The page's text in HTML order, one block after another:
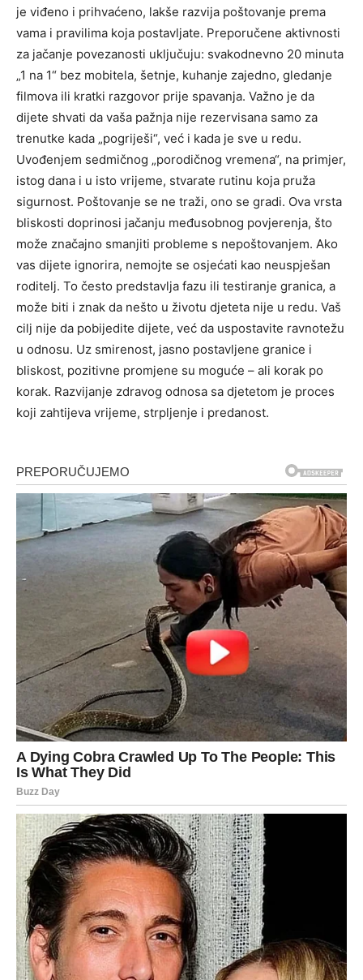
je viđeno i prihvaćeno, lakše razvija poštovanje prema
vama i pravilima koja postavljate. Preporučene aktivnosti
za jačanje povezanosti uključuju: svakodnevno 20 minuta
„1 na 1“ bez mobitela, šetnje, kuhanje zajedno, gledanje
filmova ili kratki razgovor prije spavanja. Važno je da
dijete shvati da vaša pažnja nije rezervisana samo za
trenutke kada „pogriješi“, već i kada je sve u redu.
Uvođenjem sedmičnog „porodičnog vremena“, na primjer,
istog dana i u isto vrijeme, stvarate rutinu koja pruža
sigurnost. Poštovanje se ne traži, ono se gradi. Ova vrsta
bliskosti doprinosi jačanju međusobnog povjerenja, što
može značajno smanjiti probleme s nepoštovanjem. Ako
vas dijete ignorira, nemojte se osjećati kao neuspješan
roditelj. To često predstavlja fazu ili testiranje granica, a
može biti i znak da nešto u životu djeteta nije u redu. Vaš
cilj nije da pobijedite dijete, već da uspostavite ravnotežu
u odnosu. Uz smirenost, jasno postavljene granice i
bliskost, pozitivne promjene su moguće – ali korak po
korak. Razvijanje zdravog odnosa sa djetetom je proces
koji zahtijeva vrijeme, strpljenje i predanost.